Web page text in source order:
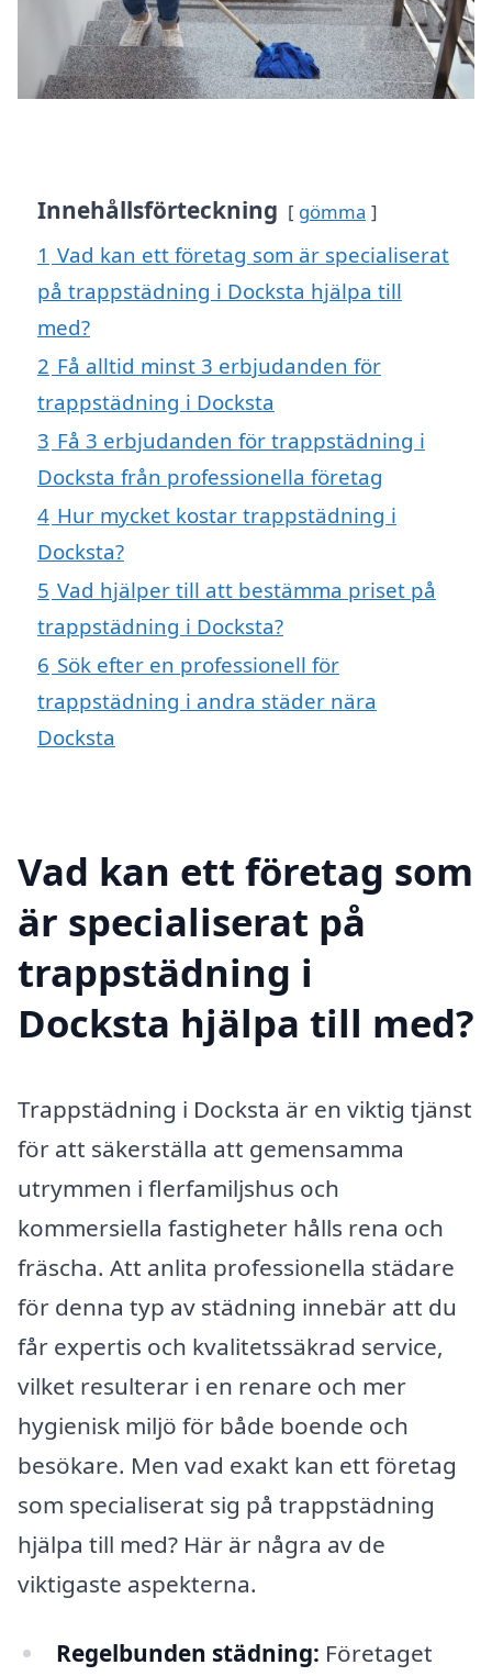
Innehållsförteckning gömma
1 Vad kan ett företag som är specialiserat
på trappstädning i Docksta hjälpa till
med?
2 Få alltid minst 3 erbjudanden för
trappstädning i Docksta
3 Få 3 erbjudanden för trappstädning i
Docksta från professionella företag
4 Hur mycket kostar trappstädning i
Docksta?
5 Vad hjälper till att bestämma priset på
trappstädning i Docksta?
6 Sök efter en professionell för
trappstädning i andra städer nära
Docksta
Vad kan ett företag som
är specialiserat på
trappstädning i
Docksta hjälpa till med?
Trappstädning i Docksta är en viktig tjänst
för att säkerställa att gemensamma
utrymmen i flerfamiljshus och
kommersiella fastigheter hålls rena och
fräscha. Att anlita professionella städare
för denna typ av städning innebär att du
får expertis och kvalitetssäkrad service,
vilket resulterar i en renare och mer
hygienisk miljö för både boende och
besökare. Men vad exakt kan ett företag
som specialiserat sig på trappstädning
hjälpa till med? Här är några av de
viktigaste aspekterna.
Regelbunden städning: Företaget